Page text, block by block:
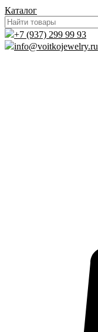
Каталог
+7 (937) 299 99 93
info@voitkojewelry.ru